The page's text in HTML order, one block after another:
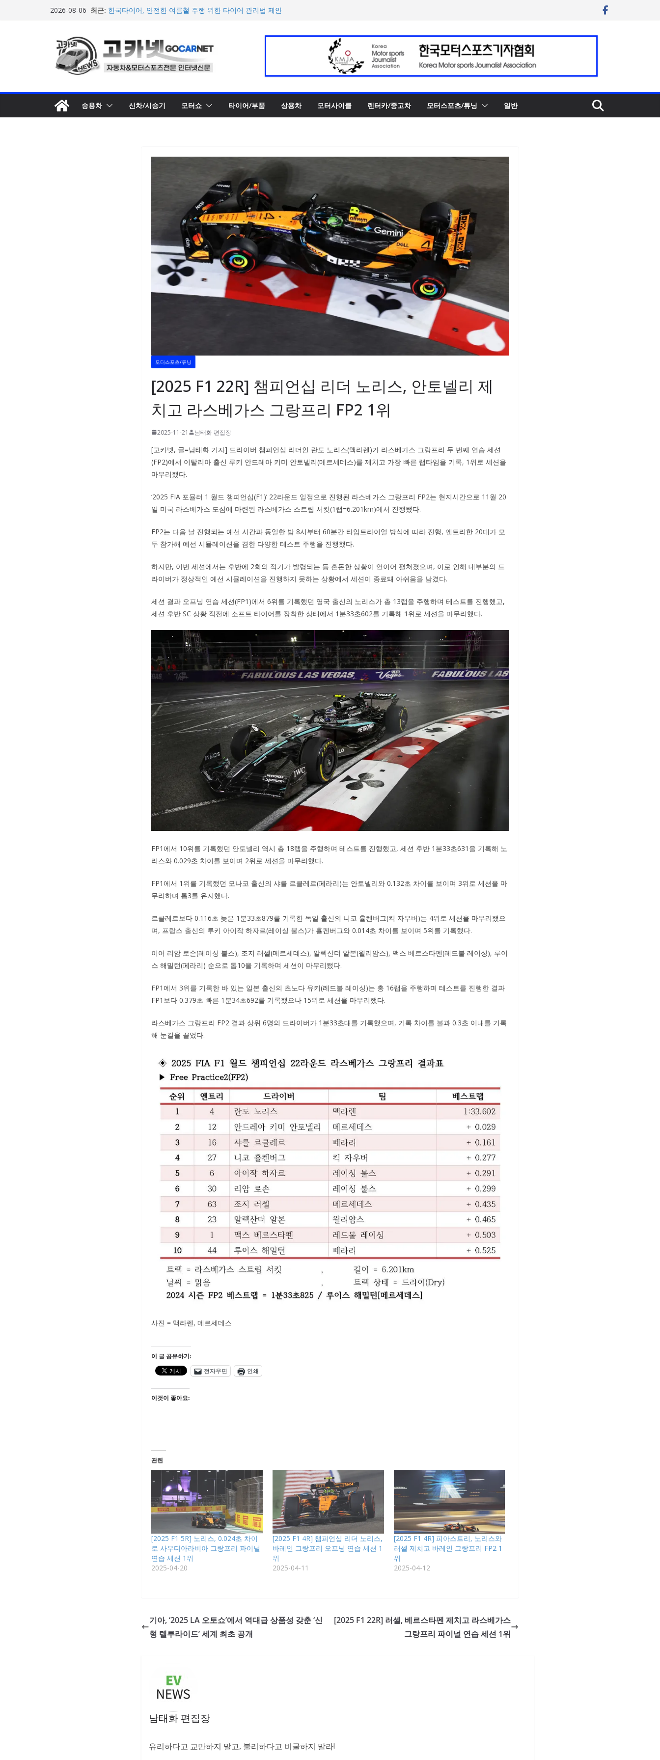
2026-08-06 최근: 한국타이어, 안전한 여름철 주행 위한 타이어 관리법 제안
[신차] 아우디, 100km당 12.8kWh의 전비 달성한 컴팩트 순수 전
기차 ‘A2 e-트론’ 공개
현대차, 8세대 완전변경 ‘디 올 뉴 아반떼’ 주요 사양 및 가격 공
개… 본격 계약 개시
승용차 신차/시승기 모터쇼 타이어/부품 상용차 모터사이클 렌터카/중고차 모터스포츠/튜닝 일반
모터스포츠/튜닝
[2025 F1 22R] 챔피언십 리더 노리스, 안토넬리 제
치고 라스베가스 그랑프리 FP2 1위
2025-11-21 남태화 편집장
[고카넷, 글=남태화 기자] 드라이버 챔피언십 리더인 란도 노리스(맥라렌)가 라스베가스 그랑프리 두 번째 연습 세션
(FP2)에서 이탈리아 출신 루키 안드레아 키미 안토넬리(메르세데스)를 제치고 가장 빠른 랩타임을 기록, 1위로 세션을
마무리했다.
‘2025 FIA 포뮬러 1 월드 챔피언십(F1)’ 22라운드 일정으로 진행된 라스베가스 그랑프리 FP2는 현지시간으로 11월 20
일 미국 라스베가스 도심에 마련된 라스베가스 스트립 서킷(1랩=6.201km)에서 진행됐다.
FP2는 다음 날 진행되는 예선 시간과 동일한 밤 8시부터 60분간 타임트라이얼 방식에 따라 진행, 엔트리한 20대가 모
두 참가해 예선 시뮬레이션을 겸한 다양한 테스트 주행을 진행했다.
하지만, 이번 세션에서는 후반에 2회의 적기가 발령되는 등 혼돈한 상황이 연이어 펼쳐졌으며, 이로 인해 대부분의 드
라이버가 정상적인 예선 시뮬레이션을 진행하지 못하는 상황에서 세션이 종료돼 아쉬움을 남겼다.
세션 결과 오프닝 연습 세션(FP1)에서 6위를 기록했던 영국 출신의 노리스가 총 13랩을 주행하며 테스트를 진행했고,
세션 후반 SC 상황 직전에 소프트 타이어를 장착한 상태에서 1분33초602를 기록해 1위로 세션을 마무리했다.
FP1에서 10위를 기록했던 안토넬리 역시 총 18랩을 주행하며 테스트를 진행했고, 세션 후반 1분33초631을 기록해 노
리스와 0.029초 차이를 보이며 2위로 세션을 마무리했다.
FP1에서 1위를 기록했던 모나코 출신의 샤를 르클레르(페라리)는 안토넬리와 0.132초 차이를 보이며 3위로 세션을 마
무리하며 톱3를 유지했다.
르클레르보다 0.116초 늦은 1분33초879를 기록한 독일 출신의 니코 휼켄버그(킥 자우버)는 4위로 세션을 마무리했으
며, 프랑스 출신의 루키 아이작 하자르(레이싱 불스)가 휼켄버그와 0.014초 차이를 보이며 5위를 기록했다.
이어 리암 로손(레이싱 불스), 조지 러셀(메르세데스), 알렉산더 알본(윌리암스), 맥스 베르스타펜(레드불 레이싱), 루이
스 해밀턴(페라리) 순으로 톱10을 기록하며 세션이 마무리됐다.
FP1에서 3위를 기록한 바 있는 일본 출신의 츠노다 유키(레드불 레이싱)는 총 16랩을 주행하며 테스트를 진행한 결과
FP1보다 0.379초 빠른 1분34초692를 기록했으나 15위로 세션을 마무리했다.
라스베가스 그랑프리 FP2 결과 상위 6명의 드라이버가 1분33초대를 기록했으며, 기록 차이를 불과 0.3초 이내를 기록
해 눈길을 끌었다.
사진 = 맥라렌, 메르세데스
이 글 공유하기:
전자우편
인쇄
이것이 좋아요:
관련
[2025 F1 5R] 노리스, 0.024초 차이
로 사우디아라비아 그랑프리 파이널
연습 세션 1위
2025-04-20
[2025 F1 4R] 챔피언십 리더 노리스,
바레인 그랑프리 오프닝 연습 세션 1
위
2025-04-11
[2025 F1 4R] 피아스트리, 노리스와
러셀 제치고 바레인 그랑프리 FP2 1
위
2025-04-12
기아, ‘2025 LA 오토쇼’에서 역대급 상품성 갖춘 ‘신
형 텔루라이드’ 세계 최초 공개
[2025 F1 22R] 러셀, 베르스타펜 제치고 라스베가스
그랑프리 파이널 연습 세션 1위
남태화 편집장
유리하다고 교만하지 말고, 불리하다고 비굴하지 말라!